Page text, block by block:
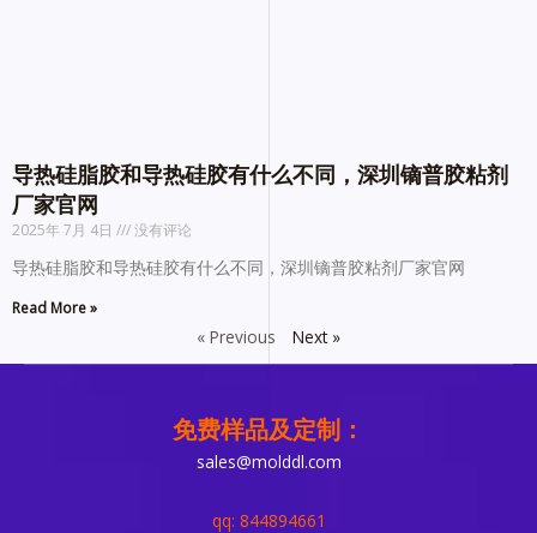
导热硅脂胶和导热硅胶有什么不同，深圳镝普胶粘剂
厂家官网
2025年 7月 4日 没有评论
导热硅脂胶和导热硅胶有什么不同，深圳镝普胶粘剂厂家官网
Read More »
« Previous Next »
免费样品及定制：
sales@molddl.com
qq: 844894661